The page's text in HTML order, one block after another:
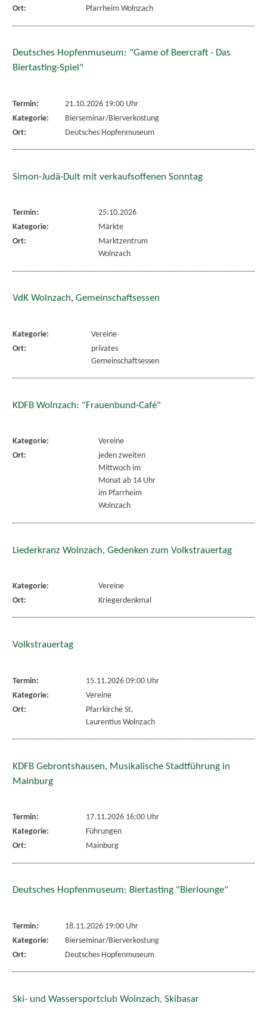
Ort:
Pfarrheim Wolnzach
Deutsches Hopfenmuseum: "Game of Beercraft - Das
Biertasting-Spiel"
Termin:
21.10.2026 19:00 Uhr
Kategorie:
Bierseminar/Bierverkostung
Ort:
Deutsches Hopfenmuseum
Simon-Judä-Dult mit verkaufsoffenen Sonntag
Termin:
25.10.2026
Kategorie:
Märkte
Ort:
Marktzentrum
Wolnzach
VdK Wolnzach, Gemeinschaftsessen
Kategorie:
Vereine
Ort:
privates
Gemeinschaftsessen
KDFB Wolnzach: "Frauenbund-Café"
Kategorie:
Vereine
Ort:
jeden zweiten
Mittwoch im
Monat ab 14 Uhr
im Pfarrheim
Wolnzach
Liederkranz Wolnzach, Gedenken zum Volkstrauertag
Kategorie:
Vereine
Ort:
Kriegerdenkmal
Volkstrauertag
Termin:
15.11.2026 09:00 Uhr
Kategorie:
Vereine
Ort:
Pfarrkirche St.
Laurentius Wolnzach
KDFB Gebrontshausen, Musikalische Stadtführung in
Mainburg
Termin:
17.11.2026 16:00 Uhr
Kategorie:
Führungen
Ort:
Mainburg
Deutsches Hopfenmuseum: Biertasting "Bierlounge"
Termin:
18.11.2026 19:00 Uhr
Kategorie:
Bierseminar/Bierverkostung
Ort:
Deutsches Hopfenmuseum
Ski- und Wassersportclub Wolnzach, Skibasar